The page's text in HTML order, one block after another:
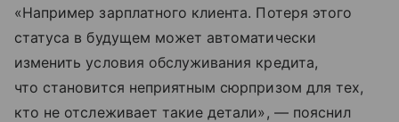
«Например зарплатного клиента. Потеря этого
статуса в будущем может автоматически
изменить условия обслуживания кредита,
что становится неприятным сюрпризом для тех,
кто не отслеживает такие детали», — пояснил